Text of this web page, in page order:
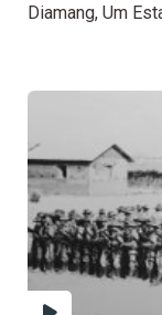
Diamang, Um